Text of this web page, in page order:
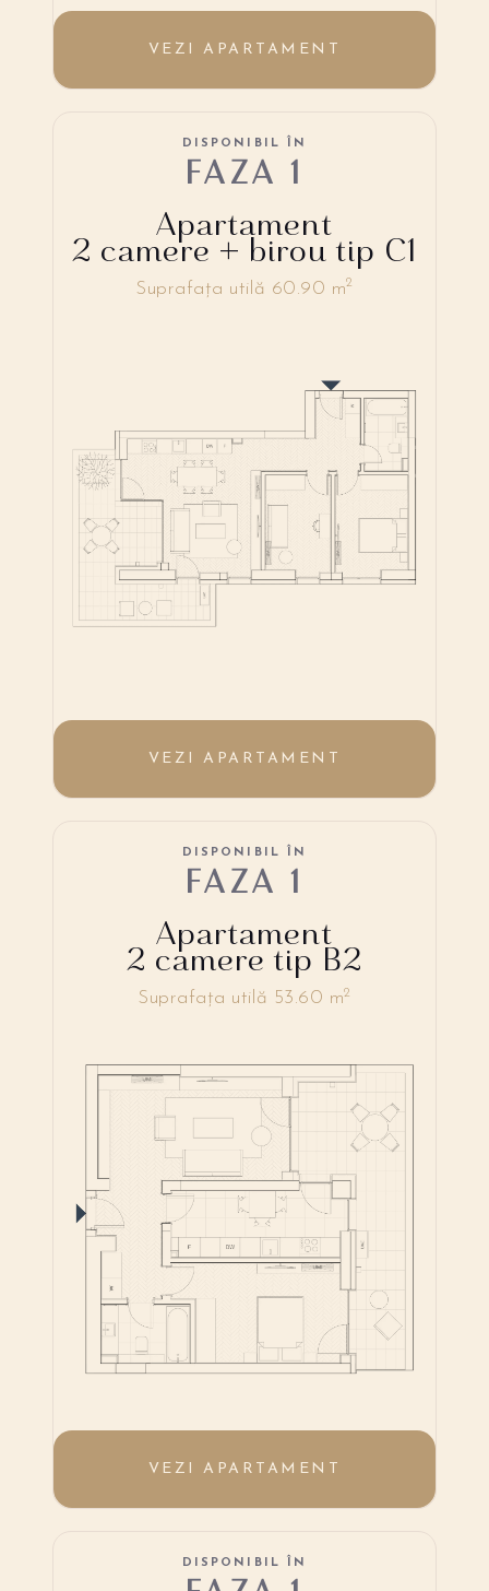
VEZI APARTAMENT
Apartament
2 camere + birou tip C1
DISPONIBIL ÎN
FAZA 1
Suprafața utilă 60.90 m2
VEZI APARTAMENT
Apartament
2 camere tip B2
DISPONIBIL ÎN
FAZA 1
Suprafața utilă 53.60 m2
VEZI APARTAMENT
DISPONIBIL ÎN